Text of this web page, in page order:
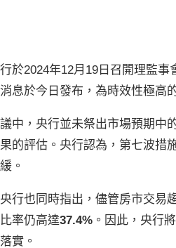
於2024年12月19日召開理監
息於今日發布，為時效性極高
中，央行並未祭出市場預期中
的評估。央行認為，第七波措
。
行也同時指出，儘管房市交易
率仍高達37.4% 。因此，央行
實。